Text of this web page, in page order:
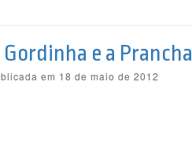
Gordinha e a Prancha
em 18 de maio de 2012